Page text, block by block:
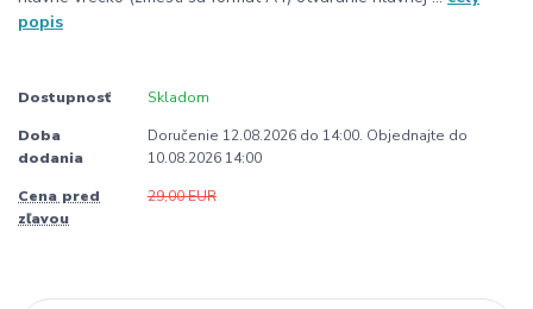
popis
Dostupnosť Skladom
Doba
dodania
Doručenie 12.08.2026 do 14:00. Objednajte do
10.08.2026 14:00
Cena pred
zľavou
29,00 EUR